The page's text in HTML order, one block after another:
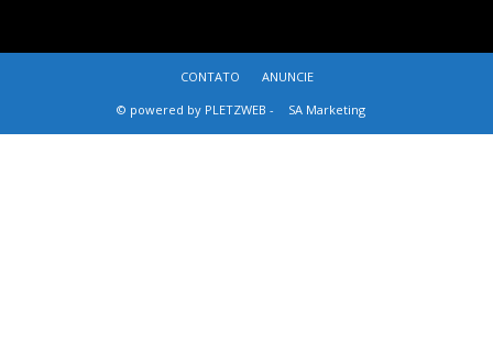
CONTATO
ANUNCIE
© powered by PLETZWEB -
SA Marketing